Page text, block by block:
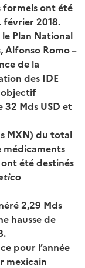
formels ont été
février 2018.
Plan National
Alfonso Romo –
de la
des IDE
objectif
Mds USD et
MXN) du total
médicaments
été destinés
2,29 Mds
hausse de
pour l’année
mexicain